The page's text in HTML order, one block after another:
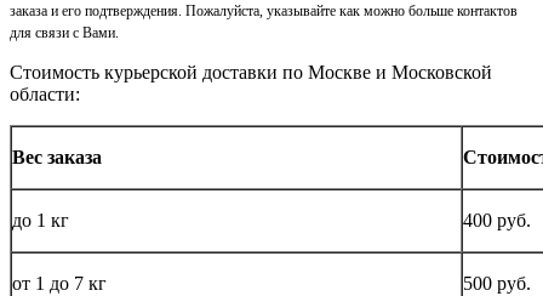
заказа и его подтверждения. Пожалуйста, указывайте как можно больше контактов
для связи с Вами.
Стоимость курьерской доставки по Москве и Московской
области:
Вес заказа
до 1 кг 400 руб.
от 1 до 7 кг 500 руб.